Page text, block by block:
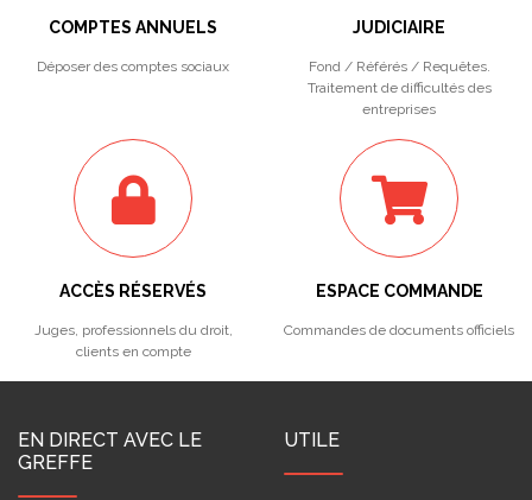
COMPTES ANNUELS
Déposer des comptes sociaux
JUDICIAIRE
Fond / Référés / Requêtes.
Traitement de difficultés des
entreprises
ACCÈS RÉSERVÉS
Juges, professionnels du droit,
clients en compte
ESPACE COMMANDE
Commandes de documents officiels
EN DIRECT AVEC LE
GREFFE
UTILE